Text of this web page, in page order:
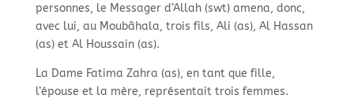
personnes, le Messager d’Allah (swt) amena, donc,
avec lui, au Moubâhala, trois fils, Ali (as), Al Hassan
(as) et Al Houssain (as).
La Dame Fatima Zahra (as), en tant que fille,
l’épouse et la mère, représentait trois femmes.